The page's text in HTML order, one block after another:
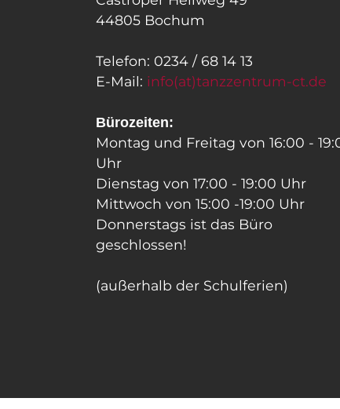
44805 Bochum
Telefon: 0234 / 68 14 13
E-Mail: info(at)tanzzentrum-ct.de
Bürozeiten:
Montag und Freitag von 16:00 -
Uhr
Dienstag von 17:00 - 19:00 Uhr
Mittwoch von 15:00 -19:00 Uhr
Donnerstags ist das Büro
geschlossen!
(außerhalb der Schulferien)